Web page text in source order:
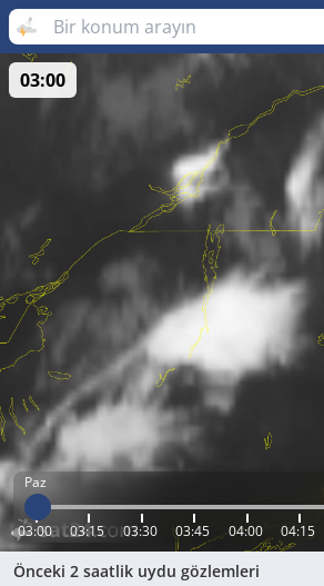
Paz
03:00 03:15 03:30 03:45 04:00 04:15
03:00
Önceki 2 saatlik uydu gözlemleri